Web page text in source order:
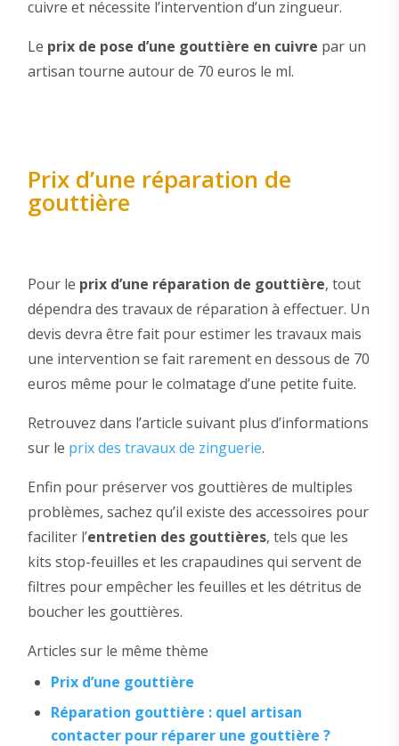
cuivre et nécessite l’intervention d’un zingueur.
Le prix de pose d’une gouttière en cuivre par un
artisan tourne autour de 70 euros le ml.
Prix d’une réparation de
gouttière
Pour le prix d’une réparation de gouttière, tout
dépendra des travaux de réparation à effectuer. Un
devis devra être fait pour estimer les travaux mais
une intervention se fait rarement en dessous de 70
euros même pour le colmatage d’une petite fuite.
Retrouvez dans l’article suivant plus d’informations
sur le prix des travaux de zinguerie.
Enfin pour préserver vos gouttières de multiples
problèmes, sachez qu’il existe des accessoires pour
faciliter l’entretien des gouttières, tels que les
kits stop-feuilles et les crapaudines qui servent de
filtres pour empêcher les feuilles et les détritus de
boucher les gouttières.
Articles sur le même thème
Prix d’une gouttière
Réparation gouttière : quel artisan
contacter pour réparer une gouttière ?